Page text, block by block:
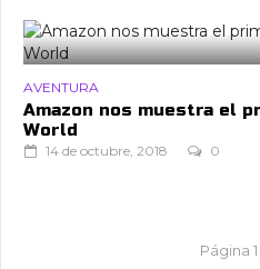
AVENTURA
Amazon nos muestra el
World
14 de octubre, 2018 0
Página